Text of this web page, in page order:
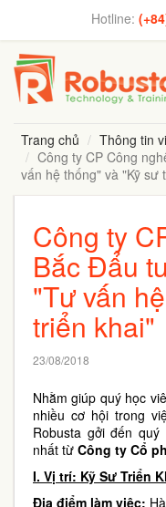
Hotline:
Trang chủ
Thông tin
Công ty CP Công
vấn hệ thống" và "Kỹ sư
Công ty
Bắc Đẩu
"Tư vấn
triển khai"
23/08/2018
Nhằm giúp quý học
nhiều cơ hội trong
Robusta gởi đến
nhất từ Công ty Cổ
I. Vị trí: Kỹ Sư Triển
Địa điểm làm việc: